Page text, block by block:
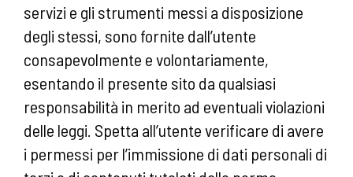
servizi e gli strumenti messi a disposizione
degli stessi, sono fornite dall’utente
consapevolmente e volontariamente,
esentando il presente sito da qualsiasi
responsabilità in merito ad eventuali violazioni
delle leggi. Spetta all’utente verificare di avere
i permessi per l’immissione di dati personali di